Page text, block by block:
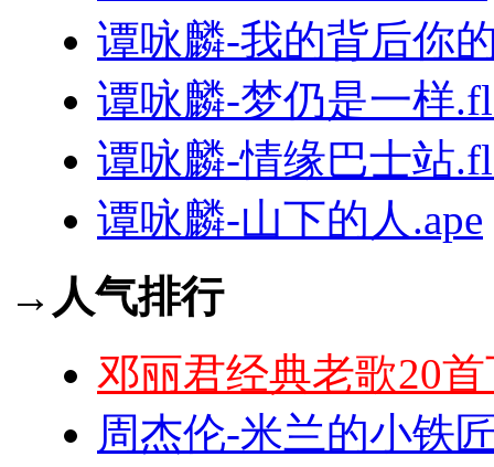
谭咏麟-我的背后你
谭咏麟-梦仍是一样
谭咏麟-情缘巴士站
谭咏麟-山下的人.ape
→人气排行
邓丽君经典老歌20
周杰伦-米兰的小铁